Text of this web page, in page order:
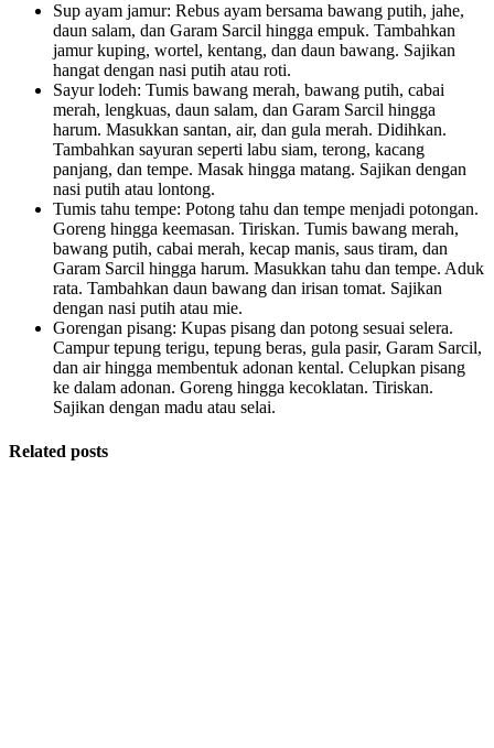
Sup ayam jamur: Rebus ayam bersama bawang putih, jahe,
daun salam, dan Garam Sarcil hingga empuk. Tambahkan
jamur kuping, wortel, kentang, dan daun bawang. Sajikan
hangat dengan nasi putih atau roti.
Sayur lodeh: Tumis bawang merah, bawang putih, cabai
merah, lengkuas, daun salam, dan Garam Sarcil hingga
harum. Masukkan santan, air, dan gula merah. Didihkan.
Tambahkan sayuran seperti labu siam, terong, kacang
panjang, dan tempe. Masak hingga matang. Sajikan dengan
nasi putih atau lontong.
Tumis tahu tempe: Potong tahu dan tempe menjadi potongan.
Goreng hingga keemasan. Tiriskan. Tumis bawang merah,
bawang putih, cabai merah, kecap manis, saus tiram, dan
Garam Sarcil hingga harum. Masukkan tahu dan tempe. Aduk
rata. Tambahkan daun bawang dan irisan tomat. Sajikan
dengan nasi putih atau mie.
Gorengan pisang: Kupas pisang dan potong sesuai selera.
Campur tepung terigu, tepung beras, gula pasir, Garam Sarcil,
dan air hingga membentuk adonan kental. Celupkan pisang
ke dalam adonan. Goreng hingga kecoklatan. Tiriskan.
Sajikan dengan madu atau selai.
Related posts